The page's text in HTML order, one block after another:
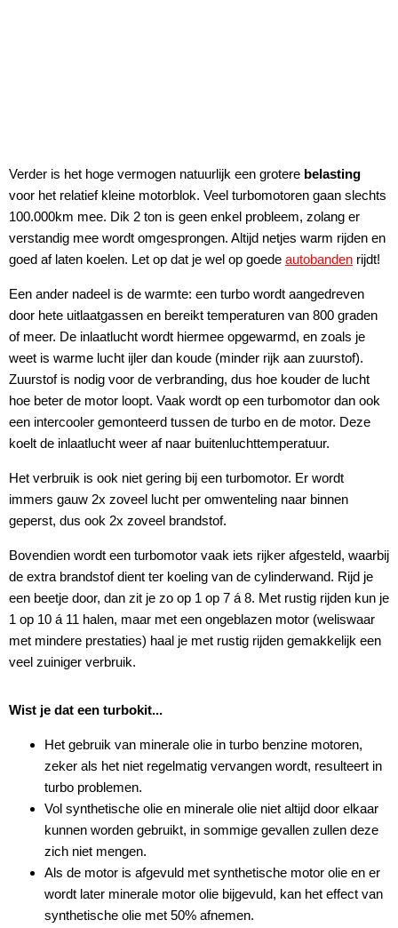
Verder is het hoge vermogen natuurlijk een grotere belasting
voor het relatief kleine motorblok. Veel turbomotoren gaan slechts
100.000km mee. Dik 2 ton is geen enkel probleem, zolang er
verstandig mee wordt omgesprongen. Altijd netjes warm rijden en
goed af laten koelen. Let op dat je wel op goede autobanden rijdt!
Een ander nadeel is de warmte: een turbo wordt aangedreven
door hete uitlaatgassen en bereikt temperaturen van 800 graden
of meer. De inlaatlucht wordt hiermee opgewarmd, en zoals je
weet is warme lucht ijler dan koude (minder rijk aan zuurstof).
Zuurstof is nodig voor de verbranding, dus hoe kouder de lucht
hoe beter de motor loopt. Vaak wordt op een turbomotor dan ook
een intercooler gemonteerd tussen de turbo en de motor. Deze
koelt de inlaatlucht weer af naar buitenluchttemperatuur.
Het verbruik is ook niet gering bij een turbomotor. Er wordt
immers gauw 2x zoveel lucht per omwenteling naar binnen
geperst, dus ook 2x zoveel brandstof.
Bovendien wordt een turbomotor vaak iets rijker afgesteld, waarbij
de extra brandstof dient ter koeling van de cylinderwand. Rijd je
een beetje door, dan zit je zo op 1 op 7 á 8. Met rustig rijden kun je
1 op 10 á 11 halen, maar met een ongeblazen motor (weliswaar
met mindere prestaties) haal je met rustig rijden gemakkelijk een
veel zuiniger verbruik.
Wist je dat een turbokit...
Het gebruik van minerale olie in turbo benzine motoren,
zeker als het niet regelmatig vervangen wordt, resulteert in
turbo problemen.
Vol synthetische olie en minerale olie niet altijd door elkaar
kunnen worden gebruikt, in sommige gevallen zullen deze
zich niet mengen.
Als de motor is afgevuld met synthetische motor olie en er
wordt later minerale motor olie bijgevuld, kan het effect van
synthetische olie met 50% afnemen.